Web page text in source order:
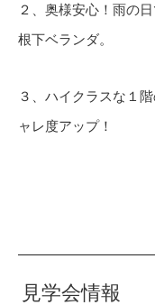
２、奥様安心！雨の
根下ベランダ。
３、ハイクラスな１
ャレ度アップ！
見学会情報